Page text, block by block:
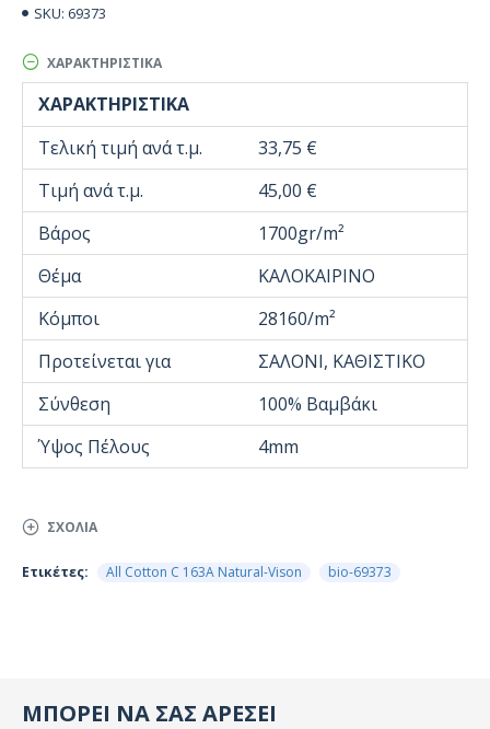
SKU: 69373
ΧΑΡΑΚΤΗΡΙΣΤΙΚΆ
ΧΑΡΑΚΤΗΡΙΣΤΙΚΆ
Τελική τιμή ανά τ.μ.
33,75 €
Τιμή ανά τ.μ.
45,00 €
Βάρος
1700gr/m²
Θέμα
ΚΑΛΟΚΑΙΡΙΝΟ
Κόμποι
28160/m²
Προτείνεται για
ΣΑΛΟΝΙ, ΚΑΘΙΣΤΙΚΟ
Σύνθεση
100% Βαμβάκι
Ύψος Πέλους
4mm
ΣΧΌΛΙΑ
Ετικέτες: All Cotton C 163A Natural-Vison bio-69373
ΜΠΟΡΕΙ ΝΑ ΣΑΣ ΑΡΕΣΕΙ